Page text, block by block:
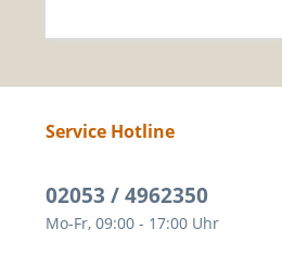
Service Hotline
02053 / 4962350
Mo-Fr, 09:00 - 17:00 Uhr